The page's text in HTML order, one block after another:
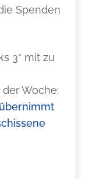
Spenden
3“ mit zu
der Woche: